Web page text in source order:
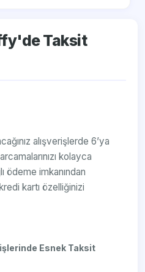
Taksit
alışverişlerde 6’ya
kolayca
ödeme imkanından
kartı özelliğinizi
Esnek Taksit